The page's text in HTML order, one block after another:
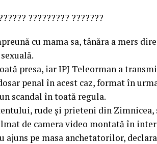
????????? ???????
cu mama sa, tânăra a mers
presa, iar IPJ Teleorman a
penal în acest caz, format în
scandal în toată regula.
rude și prieteni din Zimnicea,
de camera video montată în
ajuns pe masa anchetatorilor,